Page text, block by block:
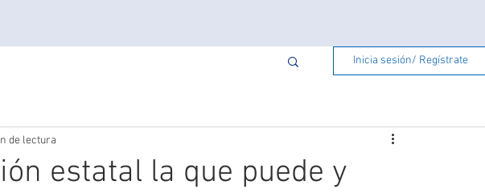
Inicia sesión/ Regístrate
estatal la que puede y
de lectura